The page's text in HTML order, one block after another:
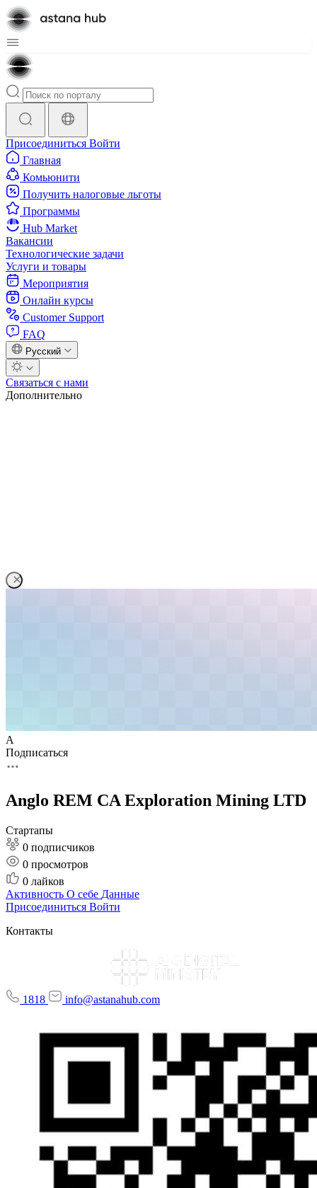
Присоединиться Войти
Главная
Комьюнити
Получить налоговые льготы
Программы
Hub Market
Вакансии
Технологические задачи
Услуги и товары
Мероприятия
Онлайн курсы
Customer Support
FAQ
Русский
Связаться с нами
Дополнительно
A
Подписаться
Anglo REM CA Exploration Mining LTD
Стартапы
0 подписчиков
0 просмотров
0 лайков
Активность О себе Данные
Присоединиться Войти
Контакты
1818 info@astanahub.com